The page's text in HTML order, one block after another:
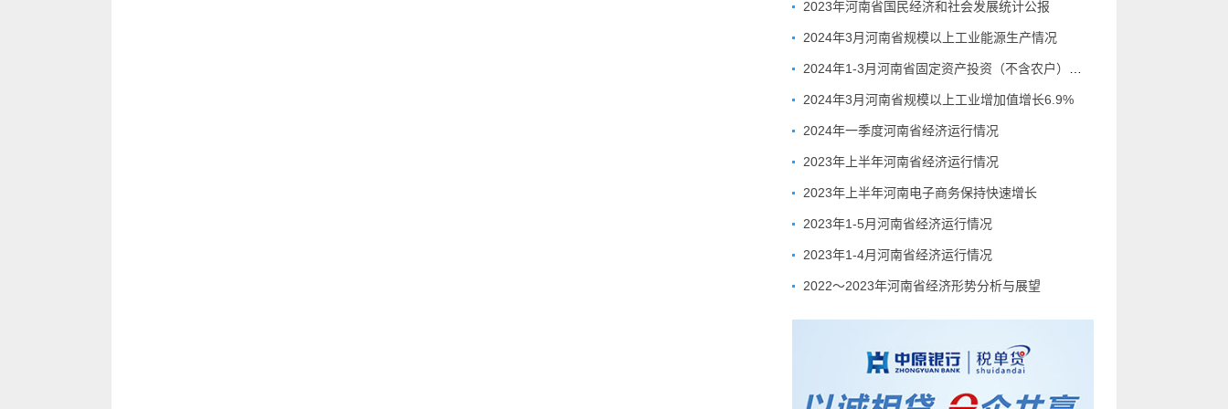
2023年河南省国民经济和社会发展统计公报
2024年3月河南省规模以上工业能源生产情况
2024年3月河南省规模以上工业增加值增长6.9%
2024年一季度河南省经济运行情况
2023年上半年河南省经济运行情况
2023年上半年河南电子商务保持快速增长
2023年1-5月河南省经济运行情况
2023年1-4月河南省经济运行情况
2022～2023年河南省经济形势分析与展望